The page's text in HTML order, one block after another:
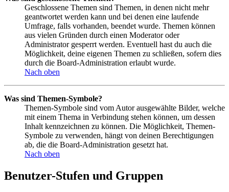
Geschlossene Themen sind Themen, in denen nicht mehr
geantwortet werden kann und bei denen eine laufende
Umfrage, falls vorhanden, beendet wurde. Themen können
aus vielen Gründen durch einen Moderator oder
Administrator gesperrt werden. Eventuell hast du auch die
Möglichkeit, deine eigenen Themen zu schließen, sofern dies
durch die Board-Administration erlaubt wurde.
Nach oben
Was sind Themen-Symbole?
Themen-Symbole sind vom Autor ausgewählte Bilder, welche
mit einem Thema in Verbindung stehen können, um dessen
Inhalt kennzeichnen zu können. Die Möglichkeit, Themen-
Symbole zu verwenden, hängt von deinen Berechtigungen
ab, die die Board-Administration gesetzt hat.
Nach oben
Benutzer-Stufen und Gruppen